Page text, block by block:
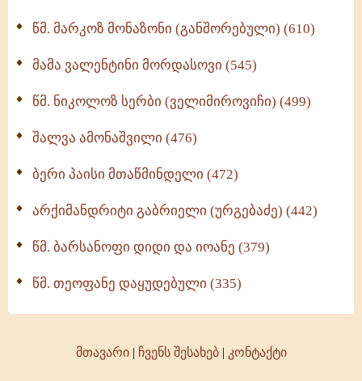
წმ. მარკოზ მონაზონი (განშორებული) (610)
მამა ვალენტინი მორდასოვი (545)
წმ. ნიკოლოზ სერბი (ველიმიროვიჩი) (499)
შალვა ამონაშვილი (476)
ბერი პაისი მთაწმინდელი (472)
არქიმანდრიტი გაბრიელი (ურგებაძე) (442)
წმ. ბარსანოფი დიდი და იოანე (379)
წმ. თეოფანე დაყუდებული (335)
მთავარი| ჩვენს შესახებ| კონტაქტი